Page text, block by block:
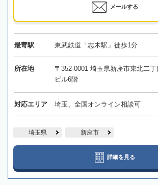
メールする
最寄駅 東武鉄道「志木駅」徒歩1分
所在地
〒352-0001 埼玉県新座市東北二
ビル6階
対応エリア 埼玉、全国オンライン相談可
埼玉県 新座市
詳細を見る